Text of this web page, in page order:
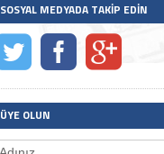
SOSYAL MEDYADA TAKIP EDIN
ÜYE OLUN